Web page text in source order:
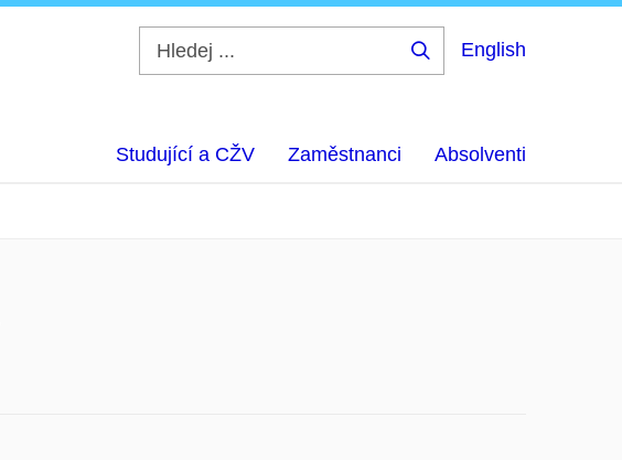
English
Studující a CŽV Zaměstnanci Absolventi